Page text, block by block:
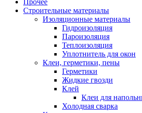
Строительные материалы
Изоляционные материалы
Гидроизоляция
Пароизоляция
Теплоизоляция
Уплотнитель для окон
Клеи, герметики, пены
Герметики
Жидкие гвозди
Клей
Клеи для
Холодная сварка